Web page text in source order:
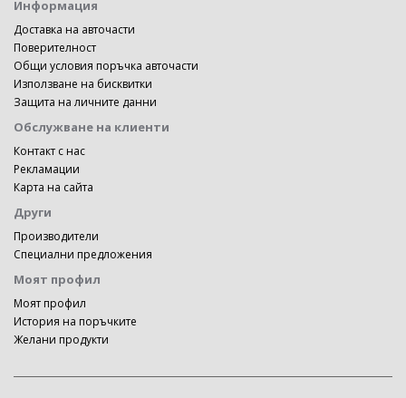
Информация
Доставка на авточасти
Поверителност
Общи условия поръчка авточасти
Използване на бисквитки
Защита на личните данни
Обслужване на клиенти
Контакт с нас
Рекламации
Карта на сайта
Други
Производители
Специални предложения
Моят профил
Моят профил
История на поръчките
Желани продукти